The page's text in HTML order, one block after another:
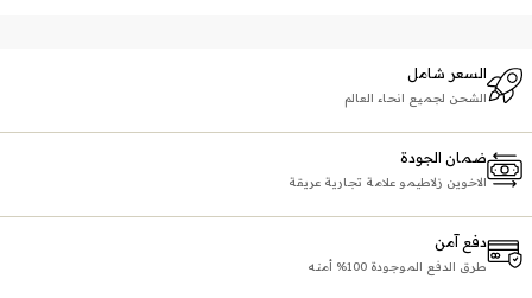
السعر شامل
الشحن لجميع انحاء العالم
ضمان الجودة
الاخوين زلاطيمو علامة تجارية عريقة
دفع آمن
طرق الدفع الموجودة 100% أمنه